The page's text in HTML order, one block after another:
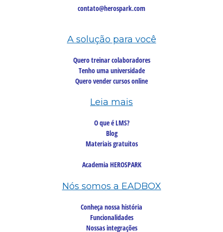
contato@herospark.com
A solução para você
Quero treinar colaboradores
Tenho uma universidade
Quero vender cursos online
Leia mais
O que é LMS?
Blog
Materiais gratuitos
Academia HEROSPARK
Nós somos a EADBOX
Conheça nossa história
Funcionalidades
Nossas integrações